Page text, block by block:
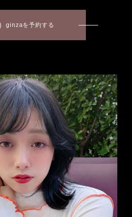
ginzaを予約する